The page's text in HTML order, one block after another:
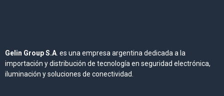
Gelin Group S.A . es una empresa argentina dedicada a la
importación y distribución de tecnología en seguridad electrónica,
iluminación y soluciones de conectividad.